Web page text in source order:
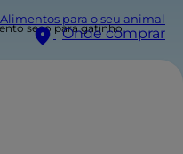
Alimentos para o seu animal
Onde comprar
seco para gatinho